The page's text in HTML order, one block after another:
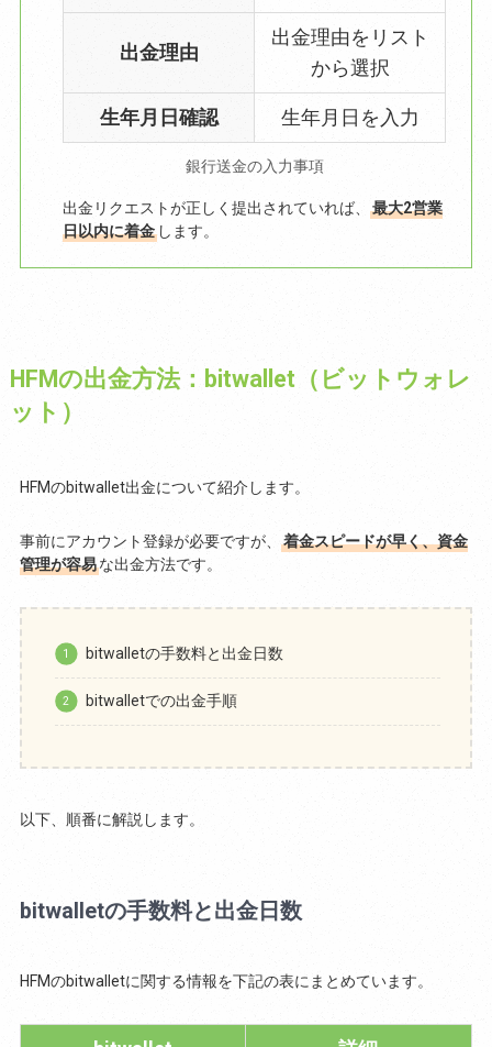
出金理由
出金理由をリスト
から選択
生年月日確認 生年月日を入力
銀行送金の入力事項
出金リクエストが正しく提出されていれば、最大2営業
日以内に着金 します。
HFMの出金方法：bitwallet（ビットウォレ
ット）
HFMのbitwallet出金について紹介します。
事前にアカウント登録が必要ですが、
着金スピードが早く、資金
管理が容易な出金方法です。
bitwalletの手数料と出金日数
bitwalletでの出金手順
以下、順番に解説します。
bitwalletの手数料と出金日数
HFMのbitwalletに関する情報を下記の表にまとめています。